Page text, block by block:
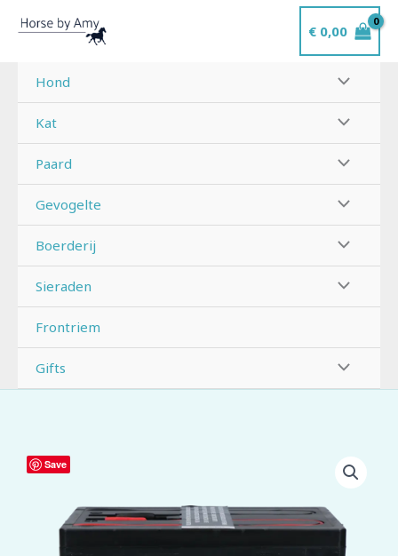
naar
inhoud
€0,00
Hond
Kat
Paard
Gevogelte
Boerderij
Sieraden
Frontriem
Gifts
Save
Durobat
9V
(114x166x122